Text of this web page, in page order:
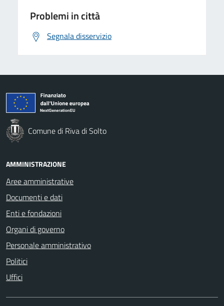
Problemi in città
Segnala disservizio
Comune di Riva di Solto
AMMINISTRAZIONE
Aree amministrative
Documenti e dati
Enti e fondazioni
Organi di governo
Personale amministrativo
Politici
Uffici